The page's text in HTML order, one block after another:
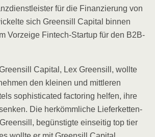
für die Finan­zie­rung von
sich Greens­ill Capi­tal bin­nen
Vor­zei­ge Fin­tech-Start­up für den B2B-
Capi­tal, Lex Greens­ill, woll­te
den klei­nen und mitt­le­ren
sophisti­ca­ted fac­to­ring hel­fen, ihre
Die her­kömm­li­che Lie­fer­ket­ten-
begüns­tig­te ein­sei­tig top tier